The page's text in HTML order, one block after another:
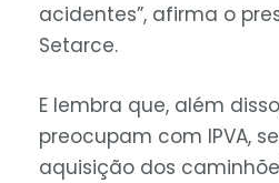
acidentes”, afirma o
Setarce.
E lembra que, além
preocupam com IPVA,
aquisição dos